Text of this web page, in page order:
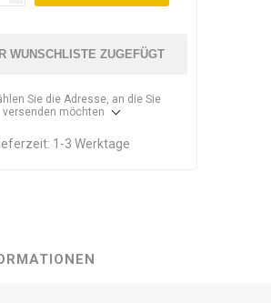
WUNSCHLISTE ZUGEFÜGT
Sie die Adresse, an die Sie
versenden möchten
1-3 Werktage